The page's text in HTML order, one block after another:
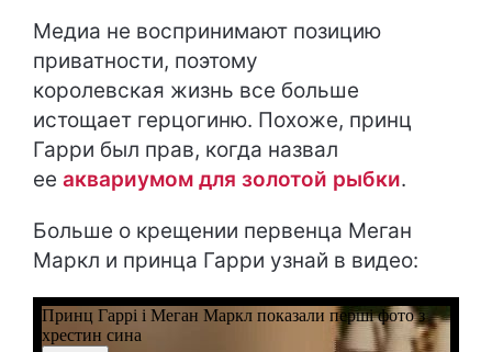
Медиа не воспринимают позицию
приватности, поэтому
королевская жизнь все больше
истощает герцогиню. Похоже, принц
Гарри был прав, когда назвал
ее аквариумом для золотой рыбки.
Больше о крещении первенца Меган
Маркл и принца Гарри узнай в видео: